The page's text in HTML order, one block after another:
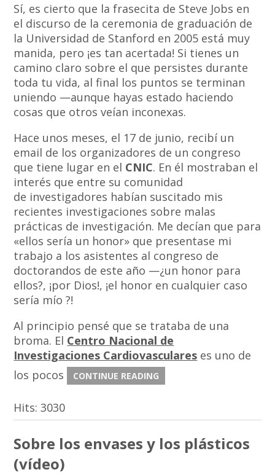
Sí, es cierto que la frasecita de Steve Jobs en
el discurso de la ceremonia de graduación de
la Universidad de Stanford en 2005 está muy
manida, pero ¡es tan acertada! Si tienes un
camino claro sobre el que persistes durante
toda tu vida, al final los puntos se terminan
uniendo —aunque hayas estado haciendo
cosas que otros veían inconexas.
Hace unos meses, el 17 de junio, recibí un
email de los organizadores de un congreso
que tiene lugar en el CNIC. En él mostraban el
interés que entre su comunidad
de investigadores habían suscitado mis
recientes investigaciones sobre malas
prácticas de investigación. Me decían que para
«ellos sería un honor» que presentase mi
trabajo a los asistentes al congreso de
doctorandos de este año —¿un honor para
ellos?, ¡por Dios!, ¡el honor en cualquier caso
sería mío ?!
Al principio pensé que se trataba de una
broma. El Centro Nacional de
Investigaciones Cardiovasculares es uno de
los pocos
CONTINUE READING
Hits: 3030
Sobre los envases y los plásticos
(vídeo)